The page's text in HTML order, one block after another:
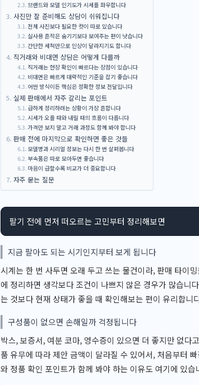
브랜드와 모델 인기도가 시세를 좌우합니다
사진만 잘 준비해도 상담이 쉬워집니다
전체 사진보다 필요한 컷이 따로 있습니다
실사용 흔적은 숨기기보다 보여주는 편이 낫습니다
간단한 세척만으로 인상이 달라지기도 합니다
직거래와 비대면 상담은 어떻게 다를까
직거래는 현장 확인이 빠르다는 장점이 있습니다
비대면은 빠르게 대략적인 기준을 잡기 좋습니다
어떤 방식이든 핵심은 정확한 정보 전달입니다
실제 판매에서 자주 갈리는 포인트
급하게 정리하려는 상황이 가장 흔합니다
시세가 오를 때와 내릴 때의 흐름이 다릅니다
가격만 보지 말고 거래 과정도 함께 봐야 합니다
판매 전에 마지막으로 확인하면 좋은 것들
모델명과 시리얼 정보는 다시 한 번 살펴봅니다
부속품은 따로 모아두면 좋습니다
마음이 급할수록 비교가 더 중요합니다
자주 묻는 질문
팔기 전에 먼저 떠오르는 고민부터 정리해보면
지금 팔아도 되는 시기인지부터 보게 됩니다
시계는 한 번 사두면 오래 두고 쓰는 물건이라, 판매 타이
에 정리하면 생각보다 조건이 나쁘지 않은 경우가 많습니
는 것보다 현재 상태가 좋을 때 확인해보는 편이 유리합니
구성품이 없으면 손해일까 걱정됩니다
박스, 보증서, 여분 코마, 영수증이 있으면 더 좋지만 없다
품 유무에 따라 제안 금액이 달라질 수 있어서, 처음부터
와 정품 확인 포인트가 함께 봐야 하는 이유도 여기에 있습